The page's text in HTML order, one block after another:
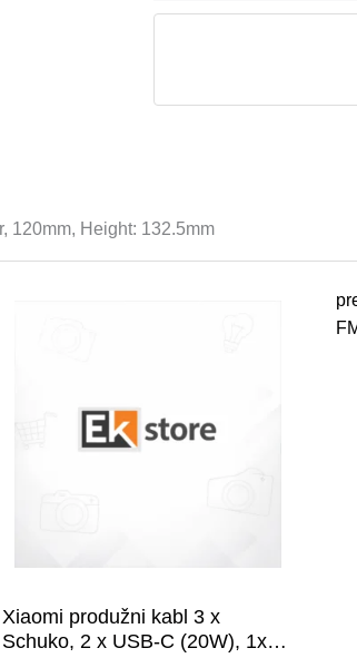
Cooler
tower,
120mm, Height: 132.5mm
Xiaomi produžni kabl 3 x
Schuko, 2 x USB-C (20W), 1x